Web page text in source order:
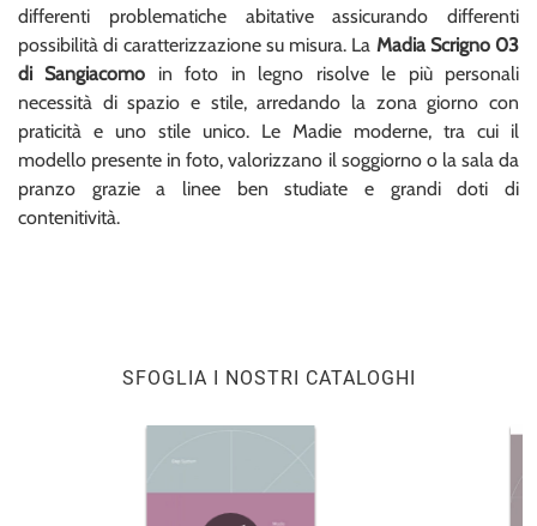
differenti problematiche abitative assicurando differenti
possibilità di caratterizzazione su misura. La Madia Scrigno 03
di Sangiacomo in foto in legno risolve le più personali
necessità di spazio e stile, arredando la zona giorno con
praticità e uno stile unico. Le Madie moderne, tra cui il
modello presente in foto, valorizzano il soggiorno o la sala da
pranzo grazie a linee ben studiate e grandi doti di
contenitività.
SFOGLIA I NOSTRI CATALOGHI